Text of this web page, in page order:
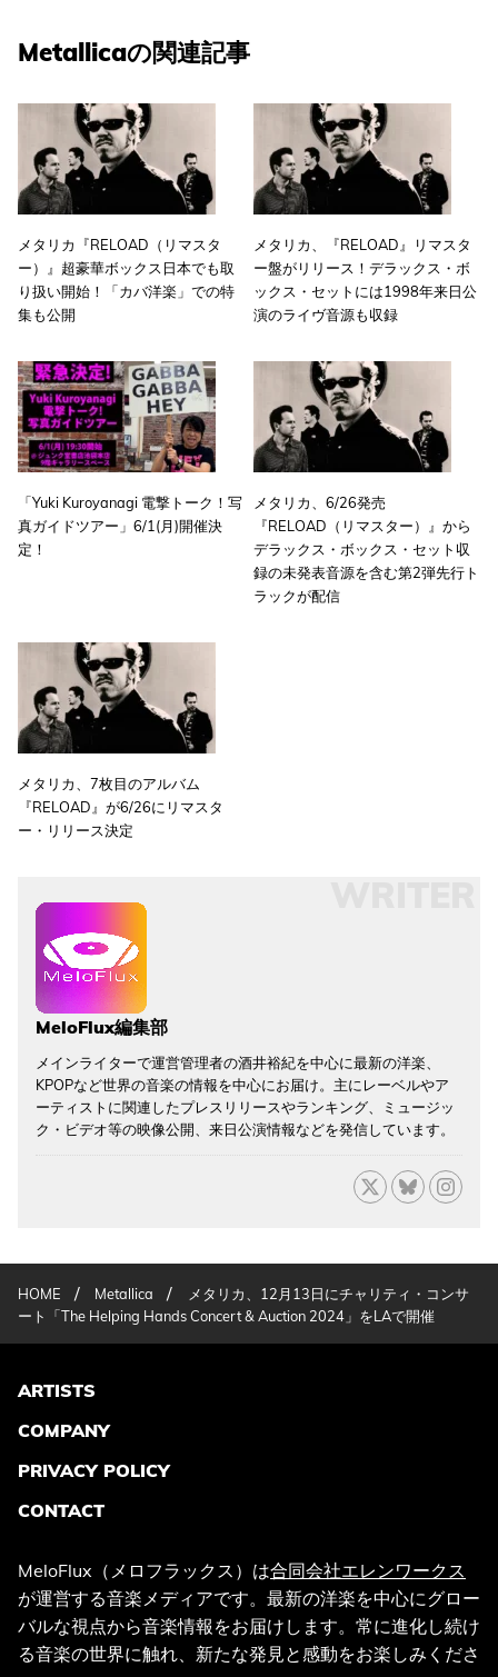
Metallicaの関連記事
メタリカ『RELOAD（リマスタ
ー）』超豪華ボックス日本でも取
り扱い開始！「カバ洋楽」での特
集も公開
メタリカ、『RELOAD』リマスタ
ー盤がリリース！デラックス・ボ
ックス・セットには1998年来日公
演のライヴ音源も収録
「Yuki Kuroyanagi 電撃トーク！写
真ガイドツアー」6/1(月)開催決
定！
メタリカ、6/26発売
『RELOAD（リマスター）』から
デラックス・ボックス・セット収
録の未発表音源を含む第2弾先行ト
ラックが配信
メタリカ、7枚目のアルバム
『RELOAD』が6/26にリマスタ
ー・リリース決定
MeloFlux編集部
メインライターで運営管理者の酒井裕紀を中心に最新の洋楽、
KPOPなど世界の音楽の情報を中心にお届け。主にレーベルやア
ーティストに関連したプレスリリースやランキング、ミュージッ
ク・ビデオ等の映像公開、来日公演情報などを発信しています。
HOME / Metallica /
メタリカ、12月13日にチャリティ・コンサ
ート「The Helping Hands Concert & Auction 2024」をLAで開催
ARTISTS
COMPANY
PRIVACY POLICY
CONTACT
MeloFlux（メロフラックス）は合同会社エレンワークス
が運営する音楽メディアです。最新の洋楽を中心にグロー
バルな視点から音楽情報をお届けします。常に進化し続け
る音楽の世界に触れ、新たな発見と感動をお楽しみくださ